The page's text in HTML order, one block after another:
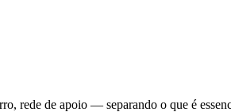
rede de apoio — separando o que é